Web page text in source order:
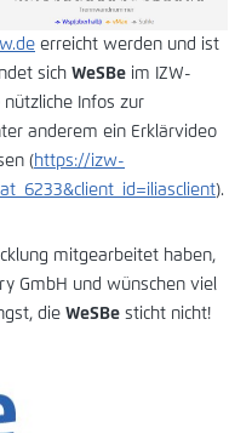
erreicht werden und ist
sich WeSBe im IZW-
Infos zur
anderem ein Erklärvideo
(https://izw-
).
mitgearbeitet haben,
GmbH und wünschen viel
die WeSBe sticht nicht!